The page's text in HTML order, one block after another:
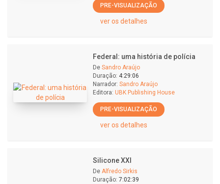
PRE-VISUALIZAÇÃO
ver os detalhes
Federal: uma história de polícia
De Sandro Araújo
Duração: 4:29:06
Narrador: Sandro Araújo
Editora: UBK Publishing House
PRE-VISUALIZAÇÃO
ver os detalhes
Silicone XXI
De Alfredo Sirkis
Duração: 7:02:39